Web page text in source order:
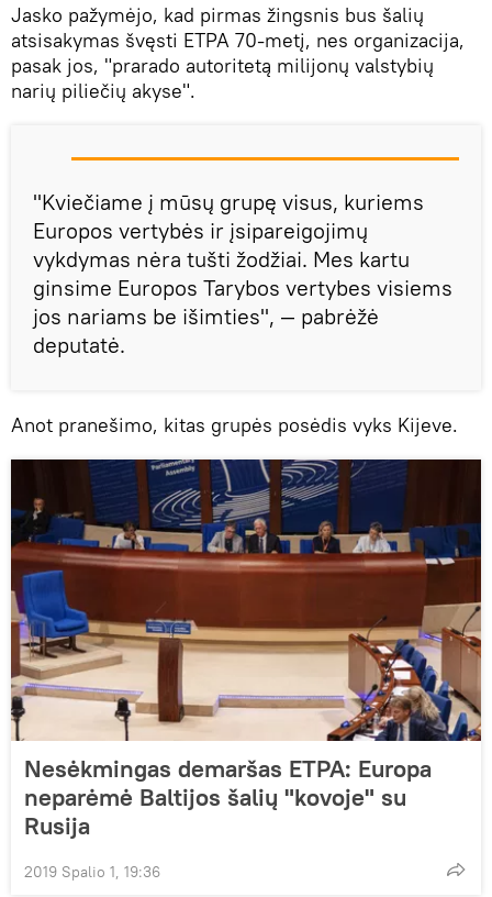
Jasko pažymėjo, kad pirmas žingsnis bus šalių
atsisakymas švęsti ETPA 70-metį, nes organizacija,
pasak jos, "prarado autoritetą milijonų valstybių
narių piliečių akyse".
"Kviečiame į mūsų grupę visus, kuriems
Europos vertybės ir įsipareigojimų
vykdymas nėra tušti žodžiai. Mes kartu
ginsime Europos Tarybos vertybes visiems
jos nariams be išimties", — pabrėžė
deputatė.
Anot pranešimo, kitas grupės posėdis vyks Kijeve.
Nesėkmingas demaršas ETPA: Europa
neparėmė Baltijos šalių "kovoje" su
Rusija
2019 Spalio 1, 19:36